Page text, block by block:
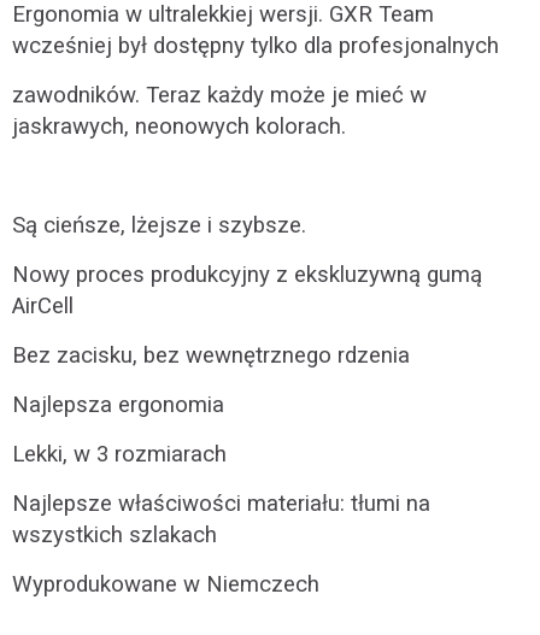
Ergonomia w ultralekkiej wersji. GXR Team
wcześniej był dostępny tylko dla profesjonalnych
zawodników. Teraz każdy może je mieć w
jaskrawych, neonowych kolorach.
Są cieńsze, lżejsze i szybsze.
Nowy proces produkcyjny z ekskluzywną gumą
AirCell
Bez zacisku, bez wewnętrznego rdzenia
Najlepsza ergonomia
Lekki, w 3 rozmiarach
Najlepsze właściwości materiału: tłumi na
wszystkich szlakach
Wyprodukowane w Niemczech